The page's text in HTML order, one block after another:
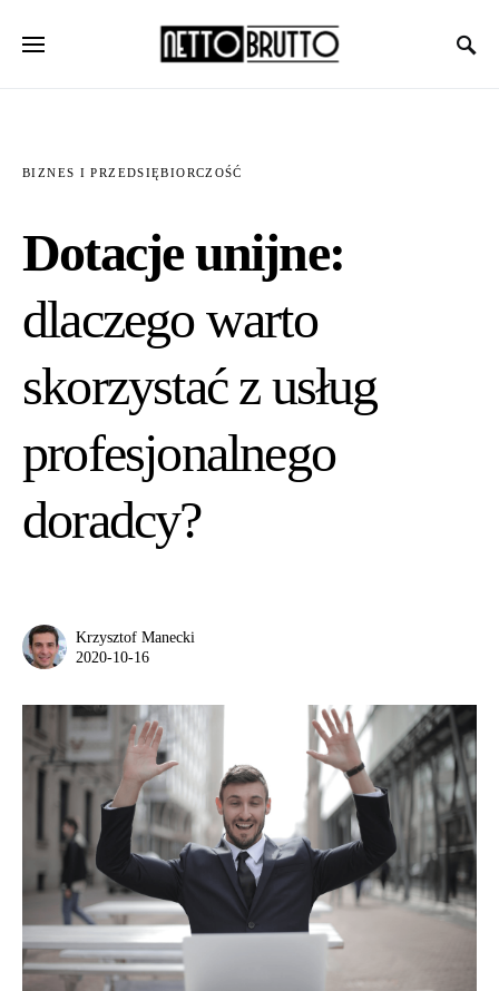
BIZNES I PRZEDSIĘBIORCZOŚĆ
Dotacje unijne:
dlaczego warto
skorzystać z usług
profesjonalnego
doradcy?
Krzysztof Manecki
2020-10-16